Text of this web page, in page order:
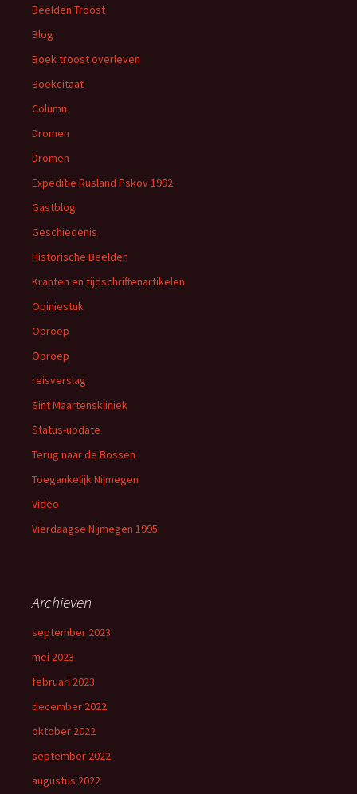
Beelden Troost
Blog
Boek troost overleven
Boekcitaat
Column
Dromen
Dromen
Expeditie Rusland Pskov 1992
Gastblog
Geschiedenis
Historische Beelden
Kranten en tijdschriftenartikelen
Opiniestuk
Oproep
Oproep
reisverslag
Sint Maartenskliniek
Status-update
Terug naar de Bossen
Toegankelijk Nijmegen
Video
Vierdaagse Nijmegen 1995
Archieven
september 2023
mei 2023
februari 2023
december 2022
oktober 2022
september 2022
augustus 2022